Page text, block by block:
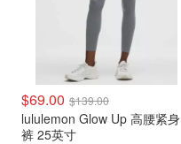
$69.00 $139.00
lululemon Glow Up 高腰紧身
裤 25英寸